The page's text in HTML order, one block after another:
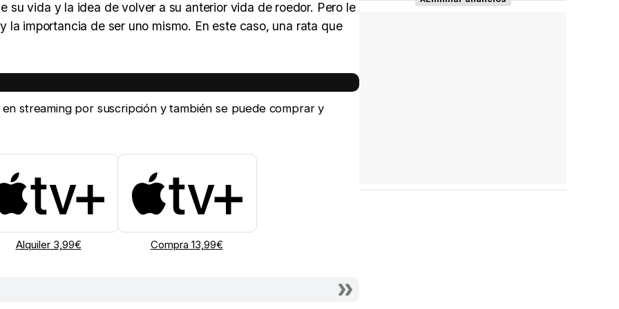
su vida y la idea de volver a su anterior vida de roedor. Pero le
importancia de ser uno mismo. En este caso, una rata que
streaming por suscripción y también se puede comprar y
Alquiler 3,99€ Compra 13,99€